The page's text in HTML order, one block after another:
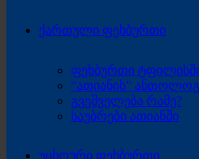
ქართული ფეხბურთი
ფეხბურთი
“ათიანის”
გვეშველება რამე?
საუბრები ათიანში
უცხოური ფეხბურთი